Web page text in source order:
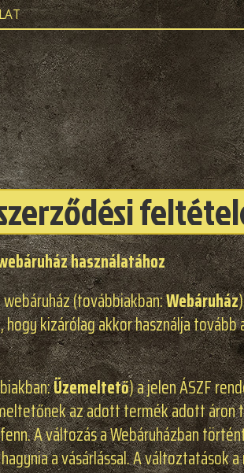
használatához
(továbbiakban:Webáruház
kizárólag akkor használja tovább
Üzemeltető) a jelen ÁSZF
az adott termék adott
A változás a Webáruházban
a vásárlással. A